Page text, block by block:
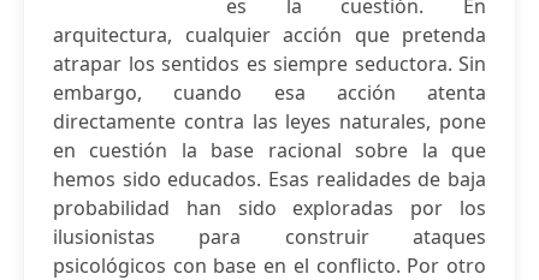
es la cuestión. En
arquitectura, cualquier acción que pretenda
atrapar los sentidos es siempre seductora. Sin
embargo, cuando esa acción atenta
directamente contra las leyes naturales, pone
en cuestión la base racional sobre la que
hemos sido educados. Esas realidades de baja
probabilidad han sido exploradas por los
ilusionistas para construir ataques
psicológicos con base en el conflicto. Por otro